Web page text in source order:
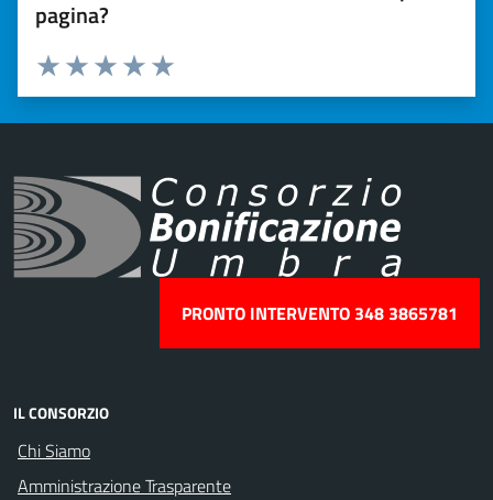
pagina?
Valuta 5 stelle su 5
Valuta 4 stelle su 5
Valuta 3 stelle su 5
Valuta 2 stelle su 5
Valuta 1 stelle su 5
PRONTO INTERVENTO 348 3865781
IL CONSORZIO
Chi Siamo
Amministrazione Trasparente